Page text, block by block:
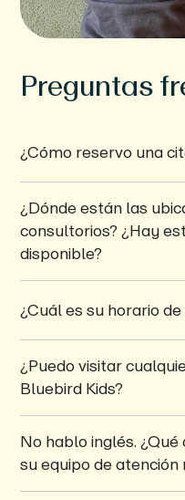
Preguntas
¿Cómo reservo una
¿Dónde están las
consultorios? ¿Hay
disponible?
¿Cuál es su horario
¿Puedo visitar
Bluebird Kids?
No hablo inglés.
su equipo de atención